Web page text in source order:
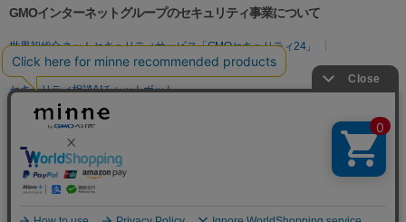
GMOインターネットグループのセキュリティ事業について
世界初総合ネットセキュリティサービス「GMOセキュリティ24」
パスワード漏洩診断
Webサイトリスク診断
セキュリティ相談AIチャットボット
実在証明・盗聴対策
サイバー攻撃対策（GMO Flatt Security）
セキュリティ事業の軌跡